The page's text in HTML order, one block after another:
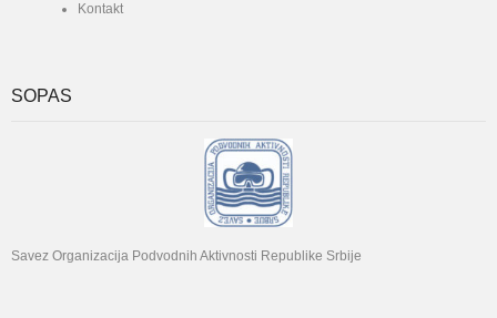
Kontakt
SOPAS
Savez Organizacija Podvodnih Aktivnosti Republike Srbije